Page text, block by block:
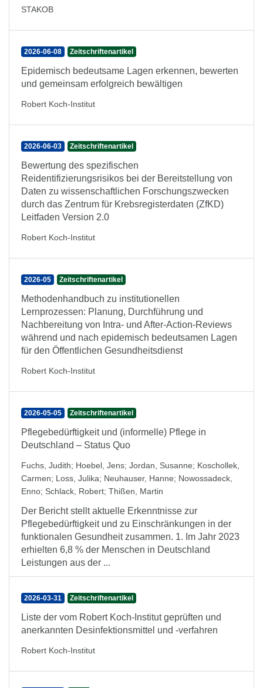
STAKOB
2026-06-08 Zeitschriftenartikel
Epidemisch bedeutsame Lagen erkennen, bewerten
und gemeinsam erfolgreich bewältigen
Robert Koch-Institut
2026-06-03 Zeitschriftenartikel
Bewertung des spezifischen
Reidentifizierungsrisikos bei der Bereitstellung von
Daten zu wissenschaftlichen Forschungszwecken
durch das Zentrum für Krebsregisterdaten (ZfKD)
Leitfaden Version 2.0
Robert Koch-Institut
2026-05 Zeitschriftenartikel
Methodenhandbuch zu institutionellen
Lernprozessen: Planung, Durchführung und
Nachbereitung von Intra- und After-Action-Reviews
während und nach epidemisch bedeutsamen Lagen
für den Öffentlichen Gesundheitsdienst
Robert Koch-Institut
2026-05-05 Zeitschriftenartikel
Pflegebedürftigkeit und (informelle) Pflege in
Deutschland – Status Quo
Fuchs, Judith; Hoebel, Jens; Jordan, Susanne; Koschollek,
Carmen; Loss, Julika; Neuhauser, Hanne; Nowossadeck,
Enno; Schlack, Robert; Thißen, Martin
Der Bericht stellt aktuelle Erkenntnisse zur
Pflegebedürftigkeit und zu Einschränkungen in der
funktionalen Gesundheit zusammen. 1. Im Jahr 2023
erhielten 6,8 % der Menschen in Deutschland
Leistungen aus der ...
2026-03-31 Zeitschriftenartikel
Liste der vom Robert Koch-Institut geprüften und
anerkannten Desinfektionsmittel und -verfahren
Robert Koch-Institut